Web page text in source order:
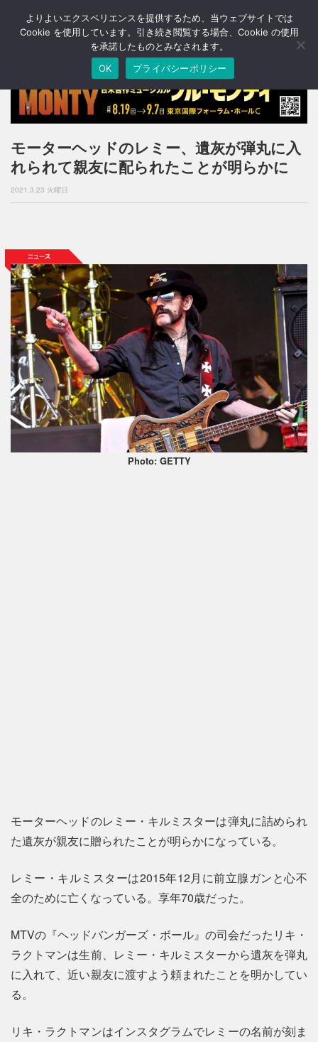
T
o
n
a
v
i
g
o
モーターヘッドのレミー、遺灰が弾丸に入
れられて親友に配られたことが明らかに
2021.3.23 火曜日
Photo: GETTY
モーターヘッドのレミー・キルミスターは弾丸に詰められ
た遺灰が親友に贈られたことが明らかになっている。
レミー・キルミスターは2015年12月に前立腺ガンと心不
全のために亡くなっている。享年70歳だった。
MTVの『ヘッドバンガーズ・ボール』の司会だったリキ・
ラクトマンは生前、レミー・キルミスターから遺灰を弾丸
に入れて、近い親友に渡すよう頼まれたことを明かしてい
る。
リキ・ラクトマンはインスタグラムでレミーの名前が刻ま
よりよいエクスペリエンスを提供するため、当ウェブサイトでは
Cookie を使用しています。引き続き閲覧する場合、Cookie の使用
を承諾したものとみなされます。
OK
プライバシーポリシー